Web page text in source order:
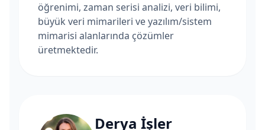
öğrenimi, zaman serisi analizi, veri bilimi,
büyük veri mimarileri ve yazılım/sistem
mimarisi alanlarında çözümler
üretmektedir.
Derya İşler